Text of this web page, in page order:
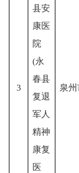
3
县安
康医
院
(永
春县
复退
军人
精神
康复
医
泉